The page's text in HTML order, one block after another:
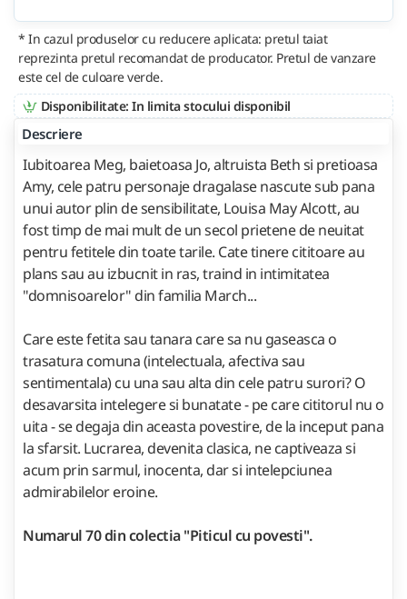
* In cazul produselor cu reducere aplicata: pretul taiat
reprezinta pretul recomandat de producator. Pretul de vanzare
este cel de culoare verde.
Disponibilitate: In limita stocului disponibil
Descriere
Iubitoarea Meg, baietoasa Jo, altruista Beth si pretioasa
Amy, cele patru personaje dragalase nascute sub pana
unui autor plin de sensibilitate, Louisa May Alcott, au
fost timp de mai mult de un secol prietene de neuitat
pentru fetitele din toate tarile. Cate tinere cititoare au
plans sau au izbucnit in ras, traind in intimitatea
"domnisoarelor" din familia March...
Care este fetita sau tanara care sa nu gaseasca o
trasatura comuna (intelectuala, afectiva sau
sentimentala) cu una sau alta din cele patru surori? O
desavarsita intelegere si bunatate - pe care cititorul nu o
uita - se degaja din aceasta povestire, de la inceput pana
la sfarsit. Lucrarea, devenita clasica, ne captiveaza si
acum prin sarmul, inocenta, dar si intelepciunea
admirabilelor eroine.
Numarul 70 din colectia "Piticul cu povesti".